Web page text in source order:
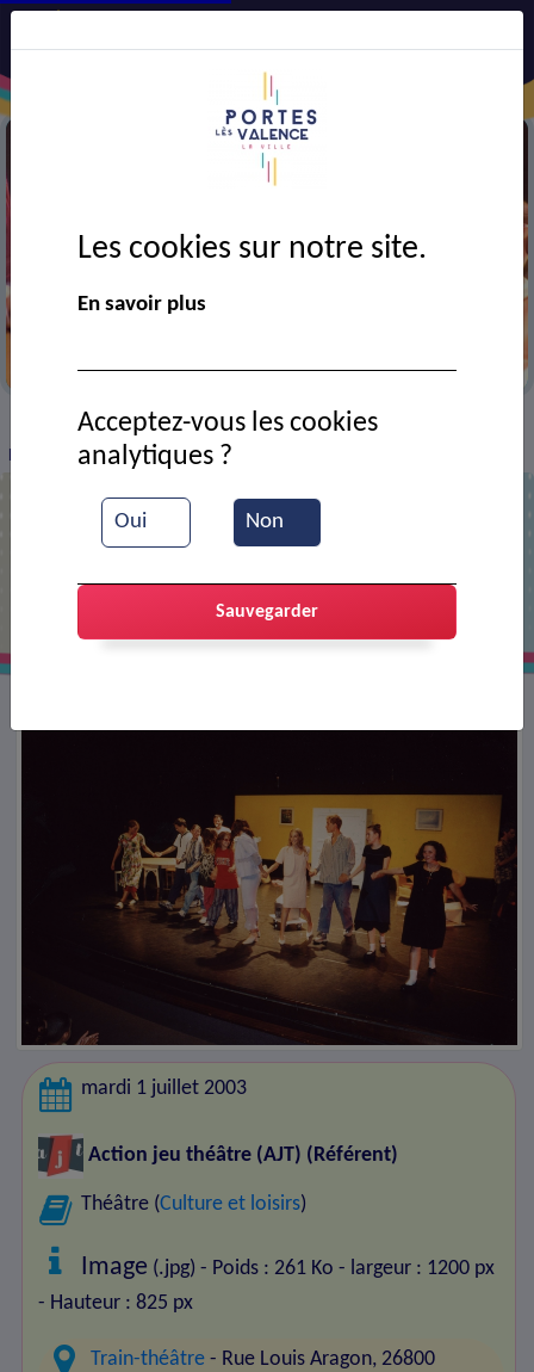
> VIE MUNICIPALE > Ressources documentaires
Festival A.J.T.
mardi 1 juillet 2003
Action jeu théâtre (AJT) (Référent)
Théâtre (Culture et loisirs)
Image (.jpg) - Poids : 261 Ko - largeur : 1200 px
- Hauteur : 825 px
Train-théâtre - Rue Louis Aragon, 26800
Les cookies sur notre site.
En savoir plus
Oui Non
Acceptez-vous les cookies
analytiques ?
Sauvegarder